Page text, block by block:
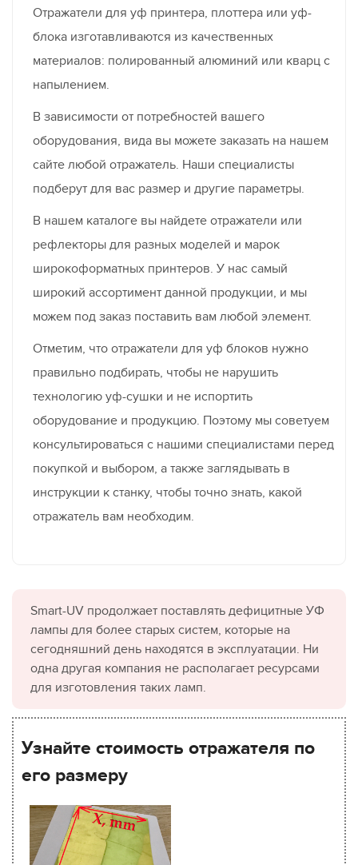
Отражатели для уф принтера, плоттера или уф-
блока изготавливаются из качественных
материалов: полированный алюминий или кварц с
напылением.
В зависимости от потребностей вашего
оборудования, вида вы можете заказать на нашем
сайте любой отражатель. Наши специалисты
подберут для вас размер и другие параметры.
В нашем каталоге вы найдете отражатели или
рефлекторы для разных моделей и марок
широкоформатных принтеров. У нас самый
широкий ассортимент данной продукции, и мы
можем под заказ поставить вам любой элемент.
Отметим, что отражатели для уф блоков нужно
правильно подбирать, чтобы не нарушить
технологию уф-сушки и не испортить
оборудование и продукцию. Поэтому мы советуем
консультироваться с нашими специалистами перед
покупкой и выбором, а также заглядывать в
инструкции к станку, чтобы точно знать, какой
отражатель вам необходим.
Smart-UV продолжает поставлять дефицитные УФ
лампы для более старых систем, которые на
сегодняшний день находятся в эксплуатации. Ни
одна другая компания не располагает ресурсами
для изготовления таких ламп.
Узнайте стоимость отражателя по
его размеру